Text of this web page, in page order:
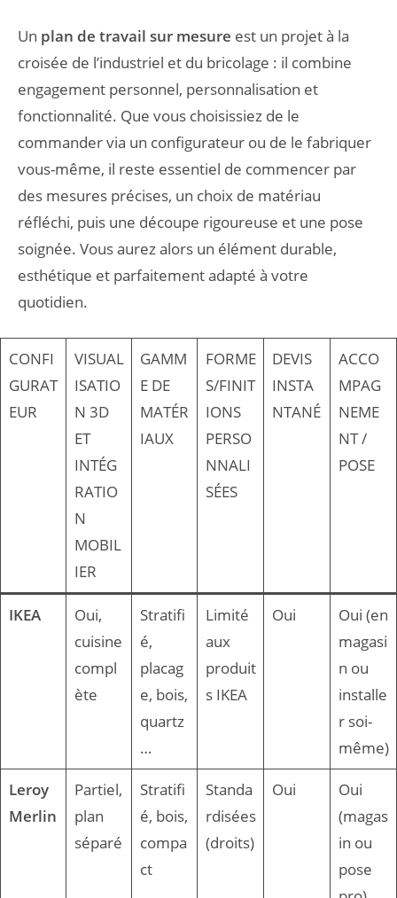
Un plan de travail sur mesure est un projet à la
croisée de l’industriel et du bricolage : il combine
engagement personnel, personnalisation et
fonctionnalité. Que vous choisissiez de le
commander via un configurateur ou de le fabriquer
vous-même, il reste essentiel de commencer par
des mesures précises, un choix de matériau
réfléchi, puis une découpe rigoureuse et une pose
soignée. Vous aurez alors un élément durable,
esthétique et parfaitement adapté à votre
quotidien.
CONFI
GURAT
EUR
VISUAL
ISATIO
N 3D
ET
INTÉG
RATIO
N
MOBIL
IER
GAMM
E DE
MATÉR
IAUX
FORME
S/FINIT
IONS
PERSO
NNALI
SÉES
DEVIS
INSTA
NTANÉ
ACCO
MPAG
NEME
NT /
POSE
IKEA
Oui,
cuisine
compl
ète
Stratifi
é,
placag
e, bois,
quartz
…
Limité
aux
produit
s IKEA
Oui
Oui (en
magasi
n ou
installe
r soi-
même)
Leroy
Merlin
Partiel,
plan
séparé
Stratifi
é, bois,
compa
ct
Standa
rdisées
(droits)
Oui
Oui
(magas
in ou
pose